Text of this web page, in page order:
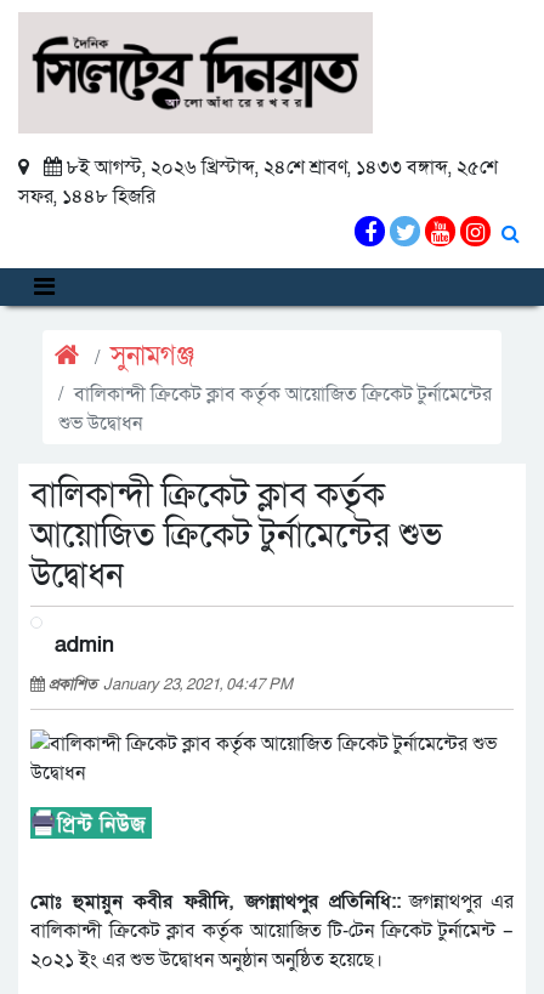
৮ই আগস্ট, ২০২৬ খ্রিস্টাব্দ, ২৪শে শ্রাবণ, ১৪৩৩ বঙ্গাব্দ, ২৫শে
সফর, ১৪৪৮ হিজরি
সুনামগঞ্জ
বালিকান্দী ক্রিকেট ক্লাব কর্তৃক আয়োজিত ক্রিকেট টুর্নামেন্টের
শুভ উদ্বোধন
বালিকান্দী ক্রিকেট ক্লাব কর্তৃক
আয়োজিত ক্রিকেট টুর্নামেন্টের শুভ
উদ্বোধন
admin
প্রকাশিতJanuary 23, 2021, 04:47 PM
মোঃ হুমায়ুন কবীর ফরীদি, জগন্নাথপুর প্রতিনিধি::জগন্নাথপুর এর
বালিকান্দী ক্রিকেট ক্লাব কর্তৃক আয়োজিত টি-টেন ক্রিকেট টুর্নামেন্ট –
২০২১ ইং এর শুভ উদ্বোধন অনুষ্ঠান অনুষ্ঠিত হয়েছে।